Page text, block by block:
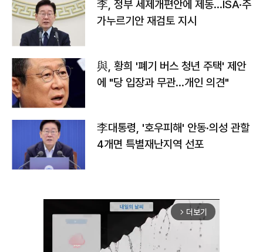
李, 정부 세제개편안에 제동…ISA·주
가누르기안 재검토 지시
與, 황희 '폐기 버스 청년 주택' 제안
에 "당 입장과 무관…개인 의견"
李대통령, '호우피해' 안동·의성 관할
4개면 특별재난지역 선포
arrow_forward_ios 더보기